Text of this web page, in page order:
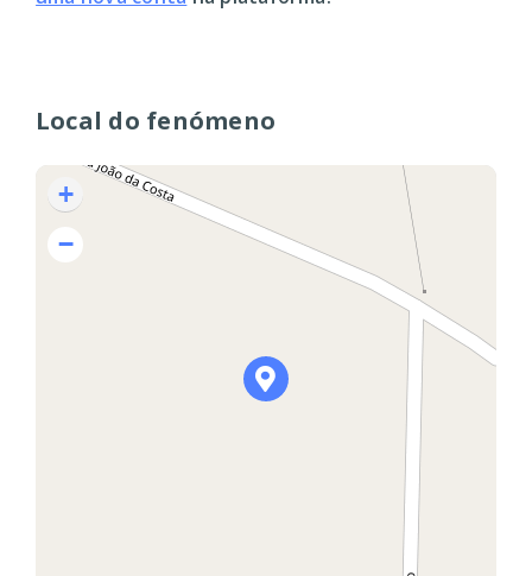
Local do fenómeno
+
−